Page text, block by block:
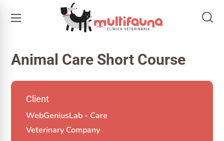
Animal Care Short Course
Client
WebGeniusLab - Care
Veterinary Company